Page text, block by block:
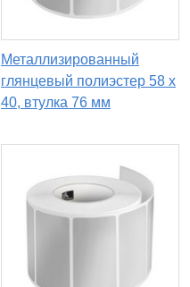
Металлизированный
глянцевый полиэстер 58 x
40, втулка 76 мм